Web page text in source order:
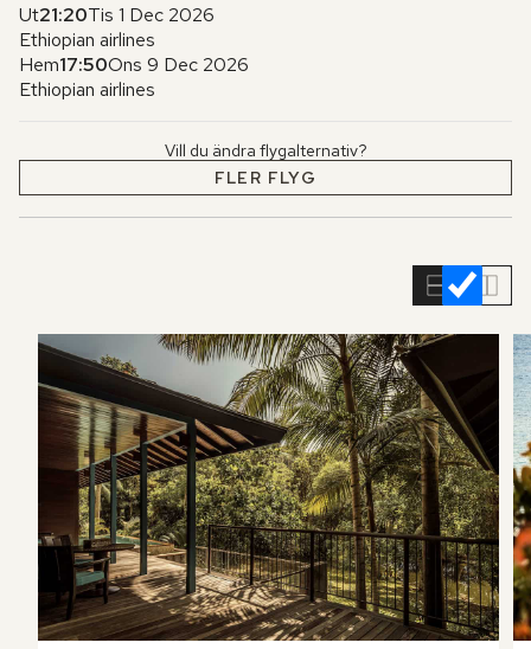
Ut21:20Tis 1 Dec 2026
Ethiopian airlines
Hem17:50Ons 9 Dec 2026
Ethiopian airlines
Vill du ändra flygalternativ?
FLER FLYG